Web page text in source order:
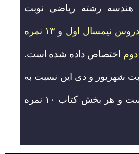
هندسه رشته ریاضی نوبت
و ۱۳ نمره
اختصاص داده شده است.
شهریور و دی این نسبت به
صورت مساوی است و هر بخش کتاب ۱۰ نمره